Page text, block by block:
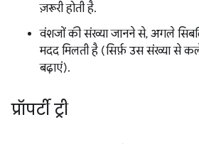
ज़रूरी होती है.
वंशजों की संख्या जानने से, अगले
मदद मिलती है (सिर्फ़ उस संख्या
बढ़ाएं).
प्रॉपर्टी ट्री